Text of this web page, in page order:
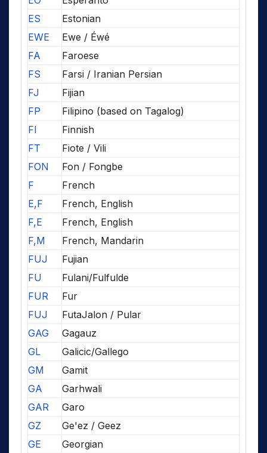
ES
Estonian
EWE
Ewe / Éwé
FA
Faroese
FS
Farsi / Iranian Persian
FJ
Fijian
FP
Filipino (based on Tagalog)
FI
Finnish
FT
Fiote / Vili
FON
Fon / Fongbe
F
French
E,F
French, English
F,E
French, English
F,M
French, Mandarin
FUJ
Fujian
FU
Fulani/Fulfulde
FUR
Fur
FUJ
FutaJalon / Pular
GAG
Gagauz
GL
Galicic/Gallego
GM
Gamit
GA
Garhwali
GAR
Garo
GZ
Ge'ez / Geez
GE
Georgian